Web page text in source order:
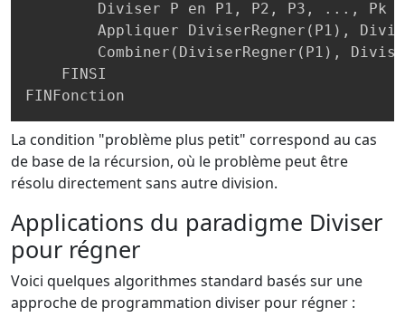
        Diviser P en P1, P2, P3,
.. ., Pk
        Appliquer DiviserRegner
( P1 ) ,
        Combiner
( DiviserRegner ( P1 ) ,
    FINSI
FINFonction
La condition "problème plus petit" correspond au cas
de base de la récursion, où le problème peut être
résolu directement sans autre division.
Applications du paradigme Diviser
pour régner
Voici quelques algorithmes standard basés sur une
approche de programmation diviser pour régner :